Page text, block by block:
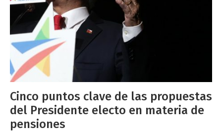
Cinco puntos clave de las propuestas
del Presidente electo en materia de
pensiones